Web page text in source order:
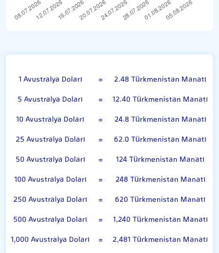
1 Avustralya Doları =
2.48 Türkmenistan Manatı
5 Avustralya Doları
=
12.40 Türkmenistan Manatı
10 Avustralya Doları
=
24.8 Türkmenistan Manatı
25 Avustralya Doları
=
62.0 Türkmenistan Manatı
50 Avustralya Doları
=
124 Türkmenistan Manatı
100 Avustralya Doları
=
248 Türkmenistan Manatı
250 Avustralya Doları
=
620 Türkmenistan Manatı
500 Avustralya Doları
=
1,240 Türkmenistan Manatı
1,000 Avustralya Doları
=
2,481 Türkmenistan Manatı